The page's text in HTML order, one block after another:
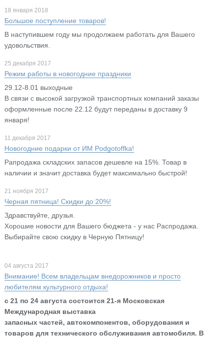
18 января 2018
Большое поступление товаров!
В наступившем году мы продолжаем работать для Вашего
удовольствия.
25 декабря 2017
Режим работы в новогодние праздники
29.12-8.01 выходные
В связи с высокой загрузкой транспортных компаний заказы
оформленные после 22.12 будут переданы в доставку 9
января!
11 декабря 2017
Новогодние подарки от ИМ Podgotoffka!
Рапродажа складских запасов дешевле на 15%. Товар в
наличии и значит доставка будет максимально быстрой!
21 ноября 2017
Черная пятница! Скидки до 20%!
Здравствуйте, друзья.
Хорошие новости для Вашего бюджета - у нас Распродажа.
Выбирайте свою скидку в Черную Пятницу!
04 августа 2017
Внимание! Всем владельцам внедорожников и просто
любителям культурного отдыха!
с 21 по 24 августа состоится 21-я Московская
Международная выставка
запасных частей, автокомпонентов, оборудования и
товаров для технического обслуживания автомобиля. В